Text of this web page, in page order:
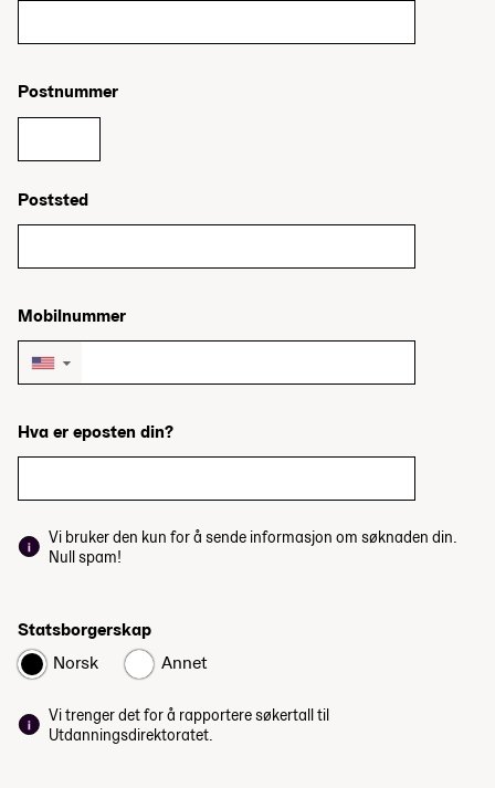
Postnummer
Poststed
Mobilnummer
▼
Hva er eposten din?
Vi bruker den kun for å sende informasjon om søknaden din.
Null spam!
Statsborgerskap
Norsk
Annet
Vi trenger det for å rapportere søkertall til
Utdanningsdirektoratet.